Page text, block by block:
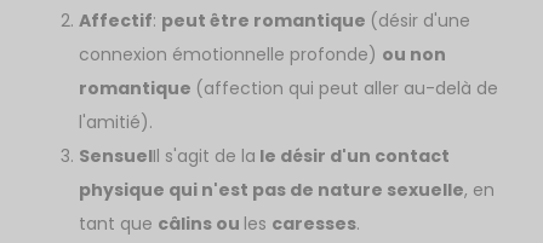
Affectif: peut être romantique (désir d'une
connexion émotionnelle profonde) ou non
romantique (affection qui peut aller au-delà de
l'amitié).
SensuelIl s'agit de la le désir d'un contact
physique qui n'est pas de nature sexuelle, en
tant que câlins ou les caresses.